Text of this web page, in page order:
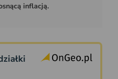
inflacją.